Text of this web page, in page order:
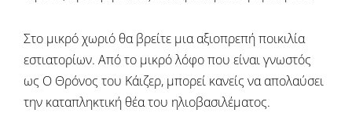
Στο μικρό χωριό θα βρείτε μια αξιοπρεπή ποικιλία
εστιατορίων. Από το μικρό λόφο που είναι γνωστός
ως Ο Θρόνος του Κάιζερ, μπορεί κανείς να απολαύσει
την καταπληκτική θέα του ηλιοβασιλέματος.